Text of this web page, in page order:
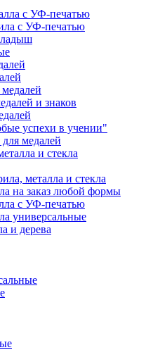
с УФ-печатью
с УФ-печатью
и знаков
успехи в учении"
медалей
и стекла
металла и стекла
на заказ любой формы
с УФ-печатью
универсальные
и дерева